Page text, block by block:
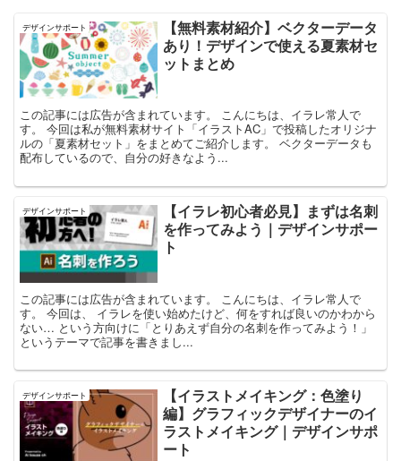
デザインサポート
【無料素材紹介】ベクターデータ
あり！デザインで使える夏素材セ
ットまとめ
この記事には広告が含まれています。 こんにちは、イラレ常人で
す。 今回は私が無料素材サイト「イラストAC」で投稿したオリジナ
ルの「夏素材セット」をまとめてご紹介します。 ベクターデータも
配布しているので、自分の好きなよう...
デザインサポート
【イラレ初心者必見】まずは名刺
を作ってみよう｜デザインサポー
ト
この記事には広告が含まれています。 こんにちは、イラレ常人で
す。 今回は、 イラレを使い始めたけど、何をすれば良いのかわから
ない… という方向けに「とりあえず自分の名刺を作ってみよう！」
というテーマで記事を書きまし...
デザインサポート
【イラストメイキング：色塗り
編】グラフィックデザイナーのイ
ラストメイキング｜デザインサポ
ート